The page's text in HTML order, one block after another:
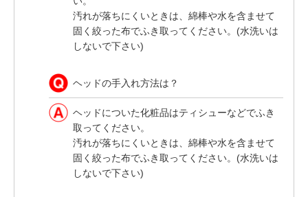
汚れが落ちにくいときは、綿棒や水を含ませて
固く絞った布でふき取ってください。(水洗いは
しないで下さい)
ヘッドの手入れ方法は？
ヘッドについた化粧品はティシューなどでふき
取ってください。
汚れが落ちにくいときは、綿棒や水を含ませて
固く絞った布でふき取ってください。(水洗いは
しないで下さい)